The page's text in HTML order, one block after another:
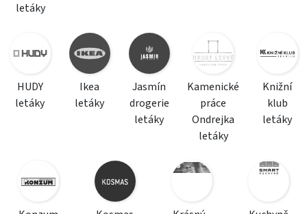
letáky
HUDY
letáky
Ikea
letáky
Jasmín
drogerie
letáky
Kamenické
práce
Ondrejka
letáky
Knižní
klub
letáky